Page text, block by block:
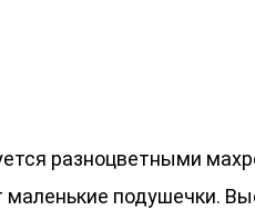
разноцветными
подушечки.